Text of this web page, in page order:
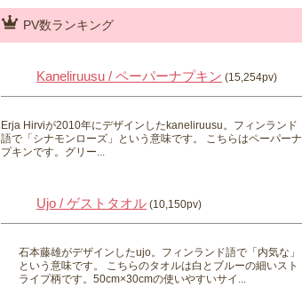
PV数ランキング
Kaneliruusu / ペーパーナプキン (15,254pv)
Erja Hirviが2010年にデザインしたkaneliruusu。フィンランド
語で「シナモンローズ」という意味です。 こちらはペーパーナ
プキンです。グリー...
Ujo / ゲストタオル (10,150pv)
石本藤雄がデザインしたujo。フィンランド語で「内気な」
という意味です。 こちらのタオルは白とブルーの細いスト
ライプ柄です。50cm×30cmの使いやすいサイ...